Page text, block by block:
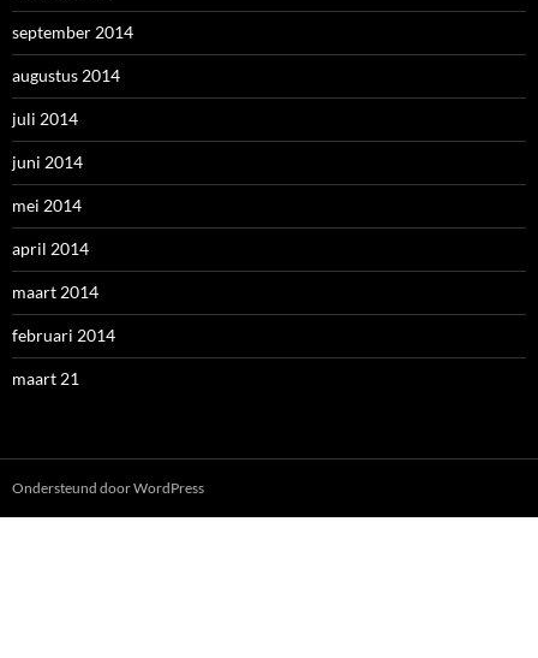
september 2014
augustus 2014
juli 2014
juni 2014
mei 2014
april 2014
maart 2014
februari 2014
maart 21
Ondersteund door WordPress